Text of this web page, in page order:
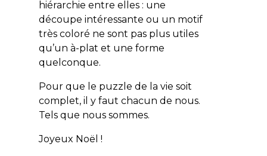
hiérarchie entre elles : une
découpe intéressante ou un motif
très coloré ne sont pas plus utiles
qu’un à-plat et une forme
quelconque.
Pour que le puzzle de la vie soit
complet, il y faut chacun de nous.
Tels que nous sommes.
Joyeux Noël !